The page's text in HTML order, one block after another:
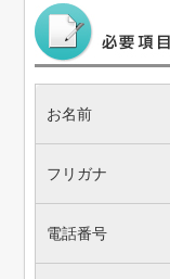
お名前
フリガナ
電話番号